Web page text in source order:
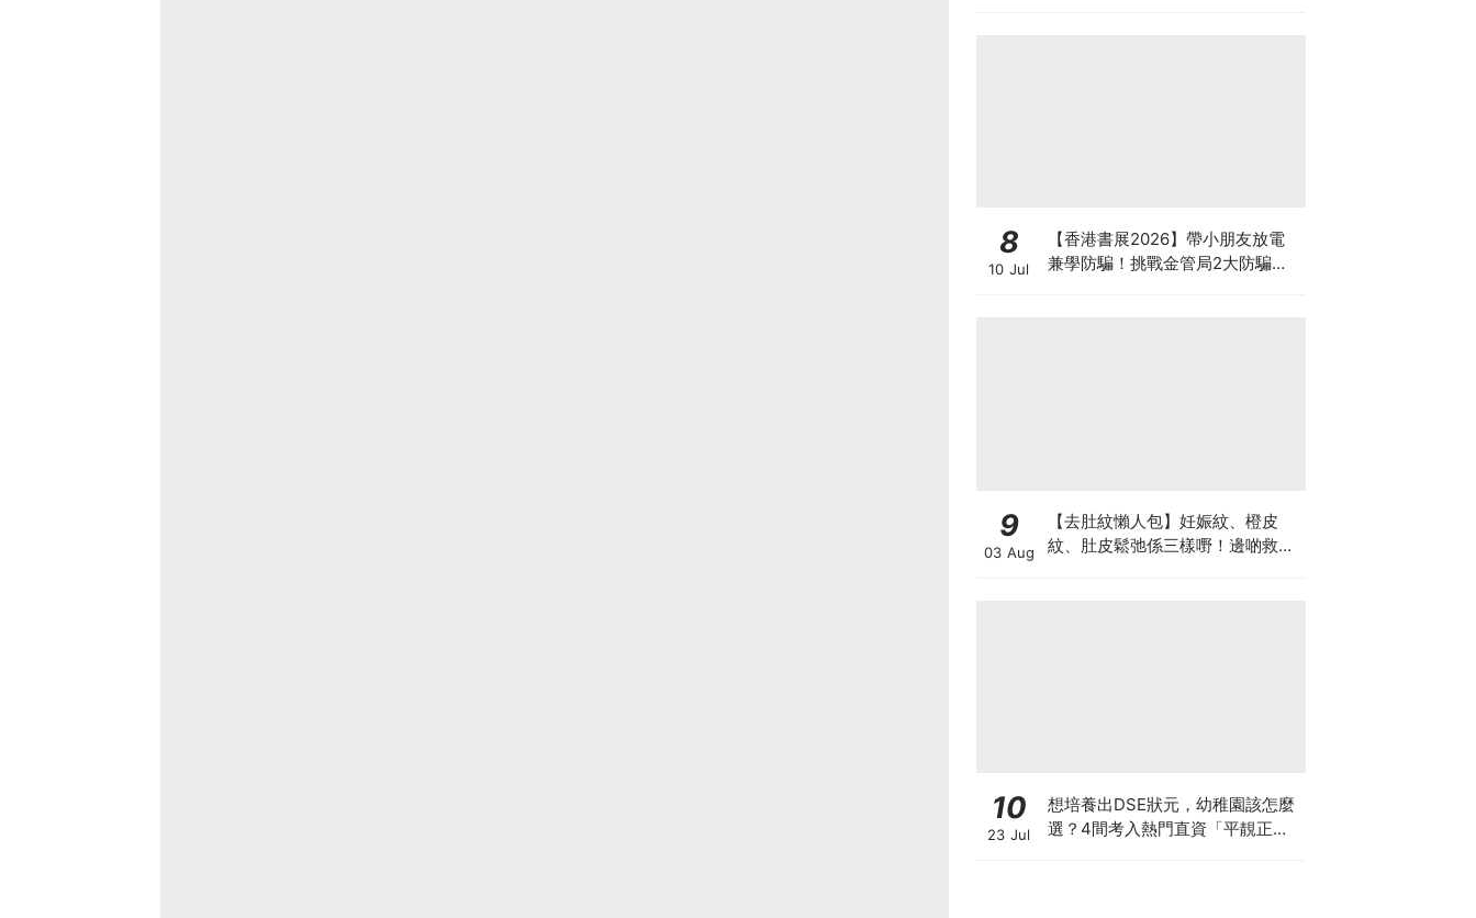
8
10 Jul
【香港書展2026】帶小朋友放電
兼學防騙！挑戰金管局2大防騙遊
9
03 Aug
【去肚紋懶人包】妊娠紋、橙皮
紋、肚皮鬆弛係三樣嘢！邊啲救得
10
23 Jul
想培養出DSE狀元，幼稚園該怎麼
選？4間考入熱門直資「平靚正」